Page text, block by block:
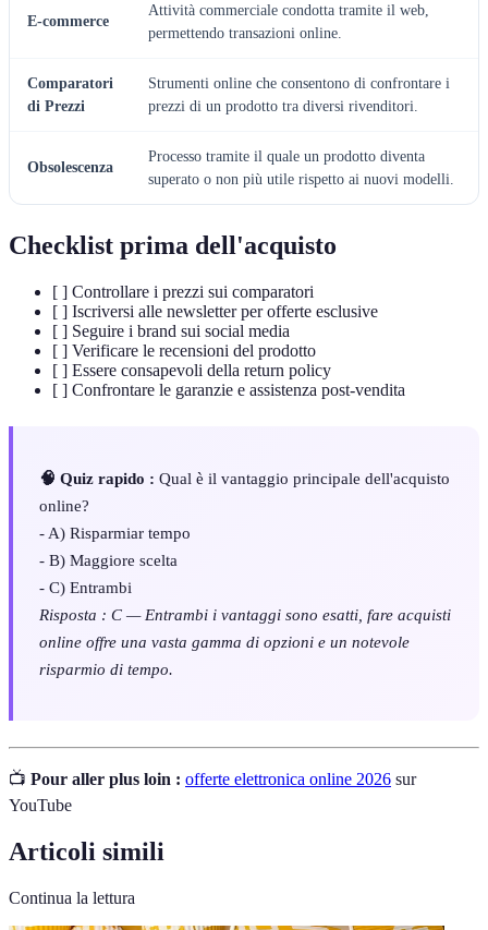
E-commerce
Attività commerciale condotta tramite il web,
permettendo transazioni online.
Comparatori
di Prezzi
Strumenti online che consentono di confrontare i
prezzi di un prodotto tra diversi rivenditori.
Obsolescenza
Processo tramite il quale un prodotto diventa
superato o non più utile rispetto ai nuovi modelli.
Checklist prima dell'acquisto
[ ] Controllare i prezzi sui comparatori
[ ] Iscriversi alle newsletter per offerte esclusive
[ ] Seguire i brand sui social media
[ ] Verificare le recensioni del prodotto
[ ] Essere consapevoli della return policy
[ ] Confrontare le garanzie e assistenza post-vendita
🧠 Quiz rapido : Qual è il vantaggio principale dell'acquisto
online?
- A) Risparmiar tempo
- B) Maggiore scelta
- C) Entrambi
Risposta : C — Entrambi i vantaggi sono esatti, fare acquisti
online offre una vasta gamma di opzioni e un notevole
risparmio di tempo.
📺 Pour aller plus loin : offerte elettronica online 2026 sur
YouTube
Articoli simili
Continua la lettura